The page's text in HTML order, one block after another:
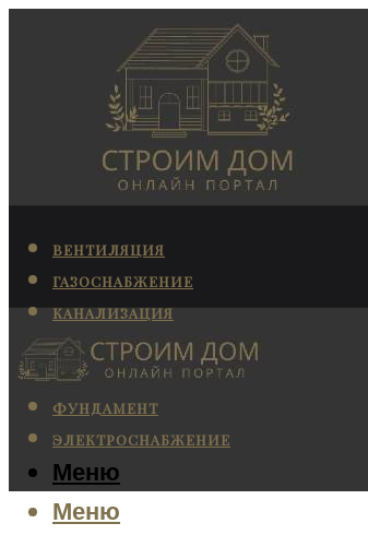
ВЕНТИЛЯЦИЯ
ГАЗОСНАБЖЕНИЕ
КАНАЛИЗАЦИЯ
КОНДИЦИОНИРОВАНИЕ
ОТОПЛЕНИЕ
ФУНДАМЕНТ
ЭЛЕКТРОСНАБЖЕНИЕ
Меню
Меню